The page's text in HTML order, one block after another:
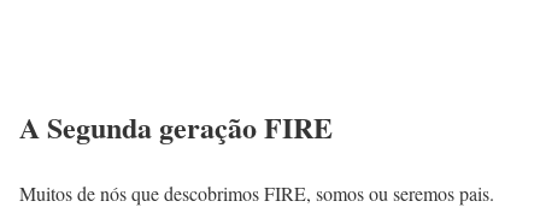
A Segunda geração FIRE
Muitos de nós que descobrimos FIRE, somos ou seremos pais.